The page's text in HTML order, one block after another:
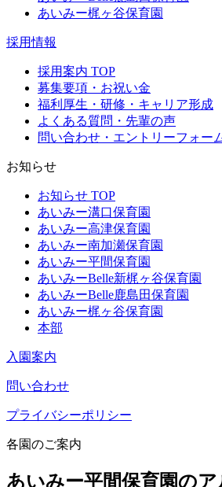
あいみー梶ヶ谷保育園
採用情報
採用案内 TOP
募集要項・お祝い金
福利厚生・研修・キャリア形成
よくある質問・先輩の声
問い合わせ・エントリーフォー
お知らせ
お知らせ TOP
あいみー溝口保育園
あいみー高津保育園
あいみー南加瀬保育園
あいみー平間保育園
あいみーBelle新梶ヶ谷保育園
あいみーBelle鹿島田保育園
あいみー梶ヶ谷保育園
本部
入園案内
問い合わせ
プライバシーポリシー
各園のご案内
あいみー平間保育園のア